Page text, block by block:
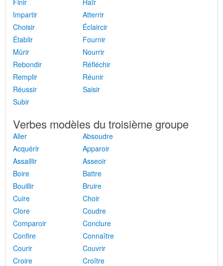
Finir
Haïr
Impartir
Atterrir
Choisir
Éclaircir
Établir
Fournir
Mûrir
Nourrir
Rebondir
Réfléchir
Remplir
Réunir
Réussir
Saisir
Subir
Verbes modèles du troisième groupe
Aller
Absoudre
Acquérir
Apparoir
Assaillir
Asseoir
Boire
Battre
Bouillir
Bruire
Cuire
Choir
Clore
Coudre
Comparoir
Conclure
Confire
Connaître
Courir
Couvrir
Croire
Croître